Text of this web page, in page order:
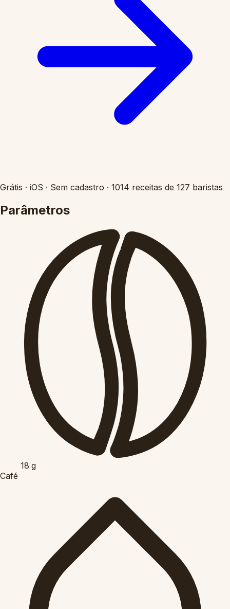
Grátis · iOS · Sem cadastro · 1014 receitas de 127 baristas
Parâmetros
18g
Café